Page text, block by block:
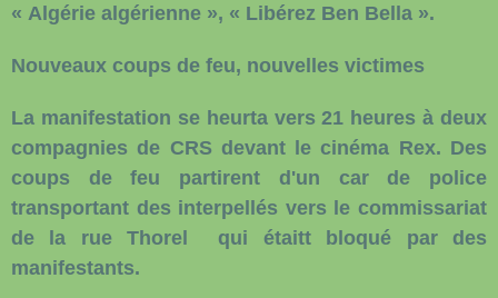
« Algérie algérienne », « Libérez Ben Bella ».
Nouveaux coups de feu, nouvelles victimes
La manifestation se heurta vers 21 heures à deux
compagnies de CRS devant le cinéma Rex. Des
coups de feu partirent d'un car de police
transportant des interpellés vers le commissariat
de la rue Thorel qui étaitt bloqué par des
manifestants.